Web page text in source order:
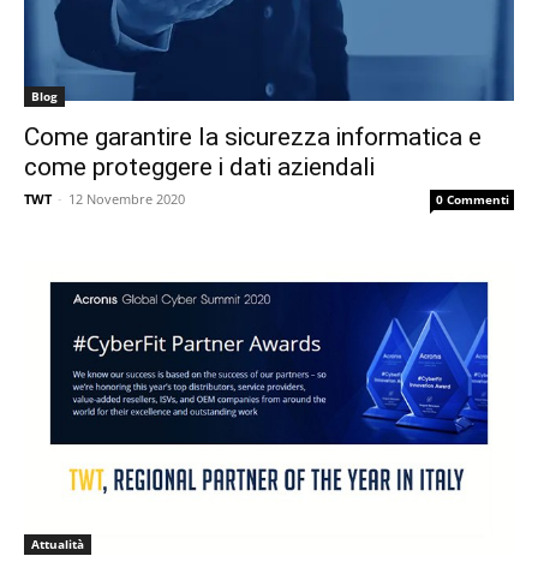
Blog
Come garantire la sicurezza informatica e
come proteggere i dati aziendali
TWT - 12 Novembre 2020 0 Commenti
Attualità